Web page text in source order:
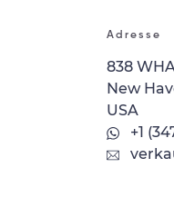
Adresse
838
New
USA
+1